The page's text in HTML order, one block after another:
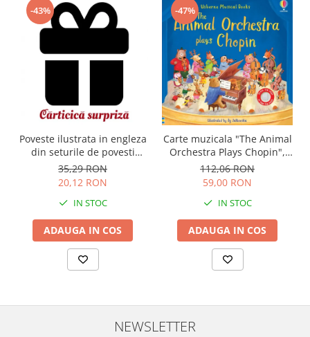
-43%
Poveste ilustrata in engleza
din seturile de povesti
Usborne
35,29 RON
20,12 RON
IN STOC
ADAUGA IN COS
-47%
Carte muzicala "The Animal
Orchestra Plays Chopin",
cartonata, Usborne
112,06 RON
59,00 RON
IN STOC
ADAUGA IN COS
NEWSLETTER